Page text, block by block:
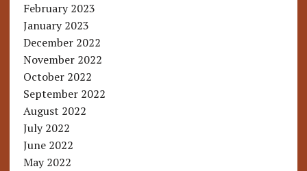
February 2023
January 2023
December 2022
November 2022
October 2022
September 2022
August 2022
July 2022
June 2022
May 2022